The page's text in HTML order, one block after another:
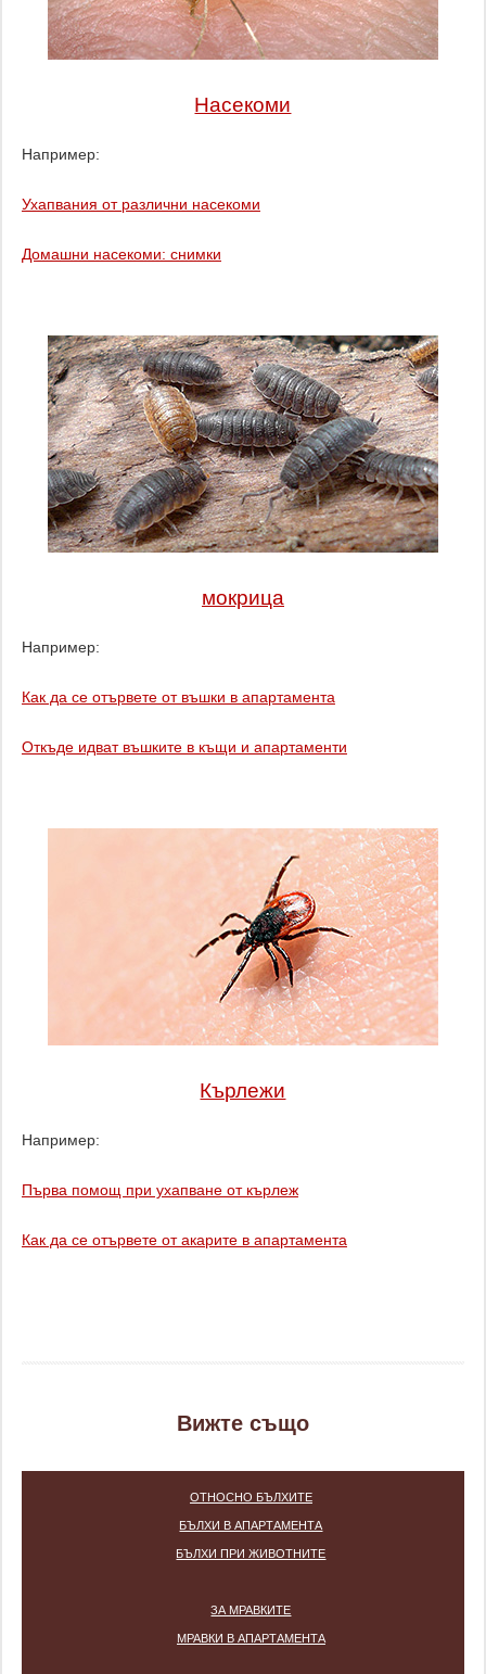
Насекоми
Например:
Ухапвания от различни насекоми
Домашни насекоми: снимки
мокрица
Например:
Как да се отървете от въшки в апартамента
Откъде идват въшките в къщи и апартаменти
Кърлежи
Например:
Първа помощ при ухапване от кърлеж
Как да се отървете от акарите в апартамента
Вижте също
ОТНОСНО БЪЛХИТЕ
БЪЛХИ В АПАРТАМЕНТА
БЪЛХИ ПРИ ЖИВОТНИТЕ
ЗА МРАВКИТЕ
МРАВКИ В АПАРТАМЕНТА